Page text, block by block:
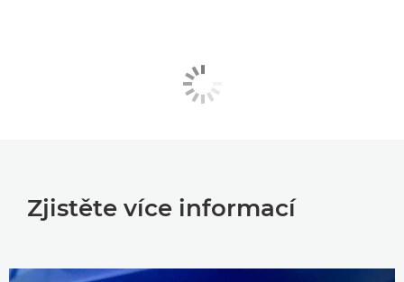
Zjistěte více informací